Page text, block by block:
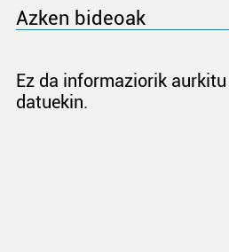
Azken bideoak
Ez da informaziorik
datuekin.